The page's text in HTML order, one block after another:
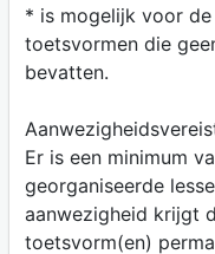
* is mogelijk voor
toetsvormen die
bevatten.
Er is een minimum
georganiseerde
aanwezigheid krijgt
toetsvorm(en)